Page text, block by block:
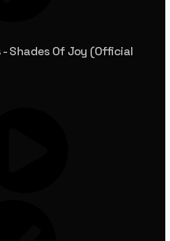
- Shades Of Joy (Official